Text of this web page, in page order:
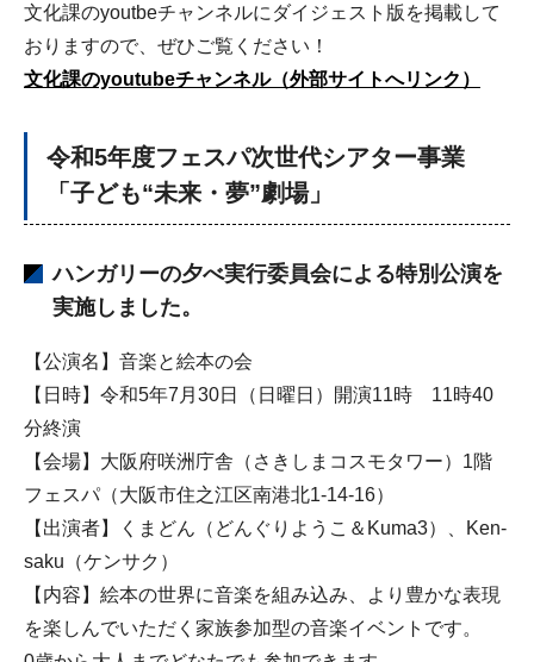
文化課のyoutbeチャンネルにダイジェスト版を掲載して
おりますので、ぜひご覧ください！
文化課のyoutubeチャンネル（外部サイトへリンク）
令和5年度フェスパ次世代シアター事業
「子ども“未来・夢”劇場」
ハンガリーの夕べ実行委員会による特別公演を
実施しました。
【公演名】音楽と絵本の会
【日時】令和5年7月30日（日曜日）開演11時 11時40
分終演
【会場】大阪府咲洲庁舎（さきしまコスモタワー）1階
フェスパ（大阪市住之江区南港北1-14-16）
【出演者】くまどん（どんぐりようこ＆Kuma3）、Ken-
saku（ケンサク）
【内容】絵本の世界に音楽を組み込み、より豊かな表現
を楽しんでいただく家族参加型の音楽イベントです。